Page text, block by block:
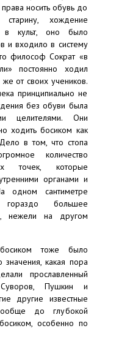
носить обувь до
хождение
в культ, оно было
и входило в систему
философ Сократ «в
постоянно ходил
от своих учеников.
принципиально не
без обуви была
целителями. Они
ходить босиком как
в том, что стопа
количество
точек, которые
органами и
одном сантиметре
гораздо большее
нежели на другом
тоже было
какая пора
прославленный
Пушкин и
другие известные
до глубокой
особенно по